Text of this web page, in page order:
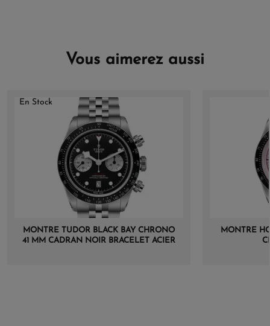
Vous aimerez aussi
En Stock
MONTRE TUDOR BLACK BAY CHRONO
41 MM CADRAN NOIR BRACELET ACIER
MONTRE